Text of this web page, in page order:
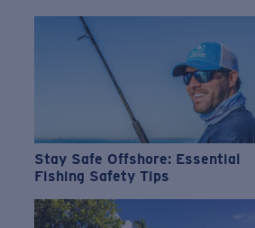
Stay Safe Offshore: Essential
Fishing Safety Tips